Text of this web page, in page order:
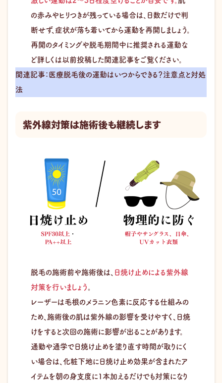
の赤みやヒリつきが残っている場合は、日数だけで判
断せず、症状が落ち着いてから運動を再開しましょう。
再開のタイミングや脱毛期間中に推奨される運動な
ど詳しくは以前投稿した関連記事をご覧ください。
関連記事：医療脱毛後の運動はいつからできる？注意点と対処
法
紫外線対策は施術後も継続します
脱毛の施術前や施術後は、
日焼け止めによる紫外線
対策を行いましょう
レーザーは毛根のメラニン色素に反応する仕組みの
ため、施術後の肌は紫外線の影響を受けやすく、日焼
けをすると次回の施術に影響が出ることがあります。
通勤や通学で日焼け止めを塗り直す時間が取りにく
い場合は、化粧下地に日焼け止め効果が含まれたア
イテムを朝の身支度に1本加えるだけでも対策になり